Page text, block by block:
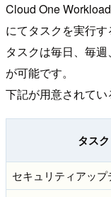
Cloud One
にてタスクを実行す
タスクは毎日、毎
が可能です。
下記が用意されてい
タスク
セキュリティアッ